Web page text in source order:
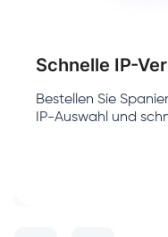
Schnelle IP-
Bestellen Sie
IP-Auswahl und